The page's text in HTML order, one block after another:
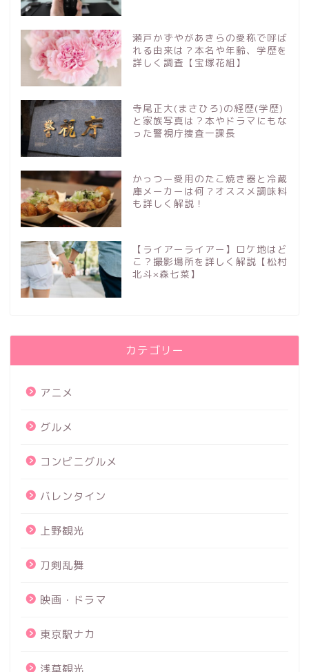
瀬戸かずやがあきらの愛称で呼ば
れる由来は？本名や年齢、学歴を
詳しく調査【宝塚花組】
寺尾正大(まさひろ)の経歴(学歴)
と家族写真は？本やドラマにもな
った警視庁捜査一課長
かっつー愛用のたこ焼き器と冷蔵
庫メーカーは何？オススメ調味料
も詳しく解説！
【ライアーライアー】ロケ地はど
こ？撮影場所を詳しく解説【松村
北斗×森七菜】
カテゴリー
アニメ
グルメ
コンビニグルメ
バレンタイン
上野観光
刀剣乱舞
映画・ドラマ
東京駅ナカ
浅草観光